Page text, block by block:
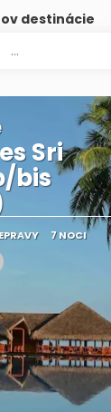
destinácie
Sri
bis
7 NOCI